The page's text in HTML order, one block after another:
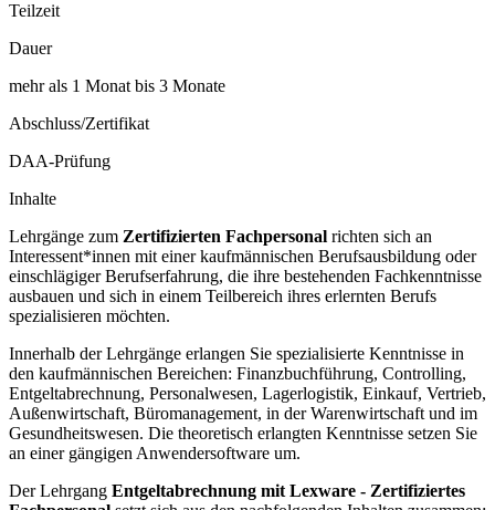
Teilzeit
Dauer
mehr als 1 Monat bis 3 Monate
Abschluss/Zertifikat
DAA-Prüfung
Inhalte
Lehrgänge zum Zertifizierten Fachpersonal richten sich an
Interessent*innen mit einer kaufmännischen Berufsausbildung oder
einschlägiger Berufserfahrung, die ihre bestehenden Fachkenntnisse
ausbauen und sich in einem Teilbereich ihres erlernten Berufs
spezialisieren möchten.
Innerhalb der Lehrgänge erlangen Sie spezialisierte Kenntnisse in
den kaufmännischen Bereichen: Finanzbuchführung, Controlling,
Entgeltabrechnung, Personalwesen, Lagerlogistik, Einkauf, Vertrieb,
Außenwirtschaft, Büromanagement, in der Warenwirtschaft und im
Gesundheitswesen. Die theoretisch erlangten Kenntnisse setzen Sie
an einer gängigen Anwendersoftware um.
Der Lehrgang Entgeltabrechnung mit Lexware - Zertifiziertes